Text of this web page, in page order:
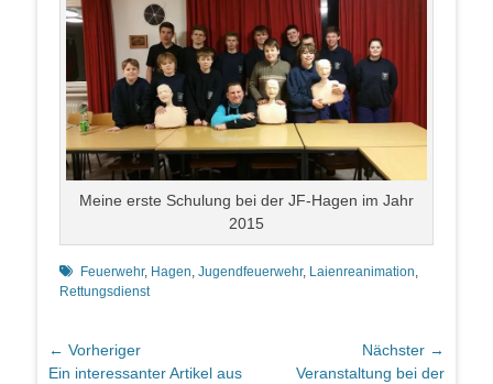
Meine erste Schulung bei der JF-Hagen im Jahr
2015
Schlagworte
Feuerwehr, Hagen, Jugendfeuerwehr, Laienreanimation,
Rettungsdienst
Beitragsnavigation
← Vorheriger
Vorheriger
Ein interessanter Artikel aus
Nächster →
NächsterVeranstaltung bei der